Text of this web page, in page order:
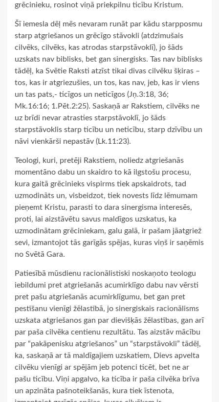
grēcinieku, rosinot viņā priekpilnu ticību Kristum.
Šī iemesla dēļ mēs nevaram runāt par kādu starpposmu
starp atgriešanos un grēcīgo stāvokli (atdzimušais
cilvēks, cilvēks, kas atrodas starpstāvoklī), jo šāds
uzskats nav biblisks, bet gan sinergisks. Tas nav biblisks
tādēļ, ka Svētie Raksti atzīst tikai divas cilvēku šķiras –
tos, kas ir atgriezušies, un tos, kas nav, jeb, kas ir viens
un tas pats,- ticīgos un neticīgos (Jņ.3:18, 36;
Mk.16:16; 1.Pēt.2:25). Saskaņā ar Rakstiem, cilvēks ne
uz brīdi nevar atrasties starpstāvoklī, jo šāds
starpstāvoklis starp ticību un neticību, starp dzīvību un
nāvi vienkārši nepastāv (Lk.11:23).
Teologi, kuri, pretēji Rakstiem, noliedz atgriešanās
momentāno dabu un skaidro to kā ilgstošu procesu,
kura gaitā grēcinieks vispirms tiek apskaidrots, tad
uzmodināts un, visbeidzot, tiek novests līdz lēmumam
pieņemt Kristu, parasti to dara sinergisma interesēs,
proti, lai aizstāvētu savus maldīgos uzskatus, ka
uzmodinātam grēciniekam, galu galā, ir pašam jāatgriež
sevi, izmantojot tās garīgās spējas, kuras viņš ir saņēmis
no Svētā Gara.
Patiesībā mūsdienu racionālistiski noskaņoto teologu
iebildumi pret atgriešanās acumirklīgo dabu nav vērsti
pret pašu atgriešanās acumirklīgumu, bet gan pret
pestīšanu vienīgi žēlastībā, jo sinergiskais racionālisms
uzskata atgriešanos gan par dievišķās žēlastības, gan arī
par paša cilvēka centienu rezultātu. Tas aizstāv mācību
par “pakāpenisku atgriešanos” un “starpstāvokli” tādēļ,
ka, saskaņā ar tā maldīgajiem uzskatiem, Dievs apvelta
cilvēku vienīgi ar spējām jeb potenci ticēt, bet ne ar
pašu ticību. Viņi apgalvo, ka ticība ir paša cilvēka brīva
un apzināta pašnoteikšanās, kura tiek īstenota,